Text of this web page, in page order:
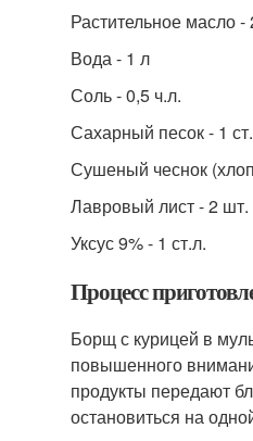
Растительное масло
Вода - 1 л
Соль - 0,5 ч.л.
Сахарный песок - 1
Сушеный чеснок
Лавровый лист - 2 шт.
Уксус 9% - 1 ст.л.
Процесс
Борщ с курицей в
повышенного
продукты передают
остановиться на